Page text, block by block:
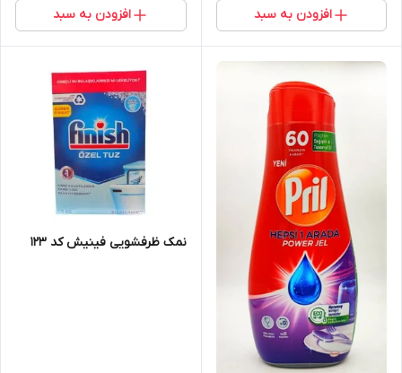
افزودن به سبد افزودن به سبد
نمک ظرفشویی فینیش کد 123